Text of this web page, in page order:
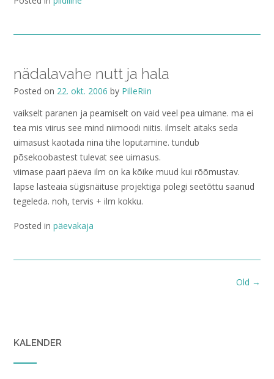
nädalavahe nutt ja hala
Posted on 22. okt. 2006 by PilleRiin
vaikselt paranen ja peamiselt on vaid veel pea uimane. ma ei
tea mis viirus see mind niimoodi niitis. ilmselt aitaks seda
uimasust kaotada nina tihe loputamine. tundub
põsekoobastest tulevat see uimasus.
viimase paari päeva ilm on ka kõike muud kui rõõmustav.
lapse lasteaia sügisnäituse projektiga polegi seetõttu saanud
tegeleda. noh, tervis + ilm kokku.
Posted in päevakaja
Old →
KALENDER